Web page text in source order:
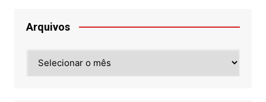
Arquivos